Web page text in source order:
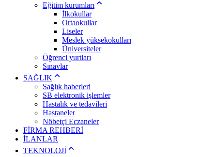
Eğitim kurumları
İlkokullar
Ortaokullar
Liseler
Meslek yüksekokulları
Üniversiteler
Öğrenci yurtları
Sınavlar
SAĞLIK
Sağlık haberleri
SB elektronik işlemler
Hastalık ve tedavileri
Hastaneler
Nöbetçi Eczaneler
FİRMA REHBERİ
İLANLAR
TEKNOLOJİ